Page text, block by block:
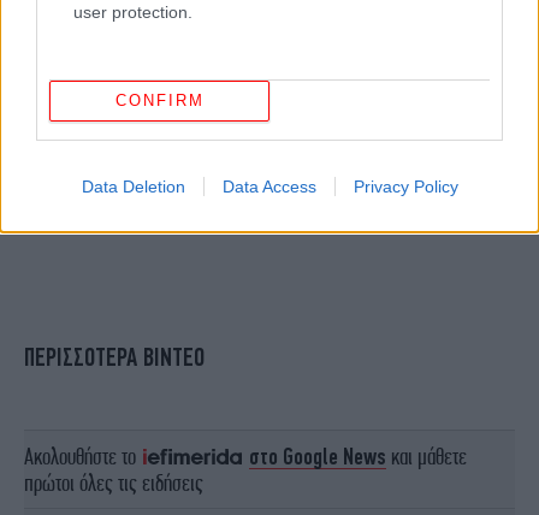
user protection.
CONFIRM
Data Deletion Data Access Privacy Policy
ΠΕΡΙΣΣΟΤΕΡΑ ΒΙΝΤΕΟ
Ακολουθήστε το στο Google News και μάθετε
πρώτοι όλες τις ειδήσεις